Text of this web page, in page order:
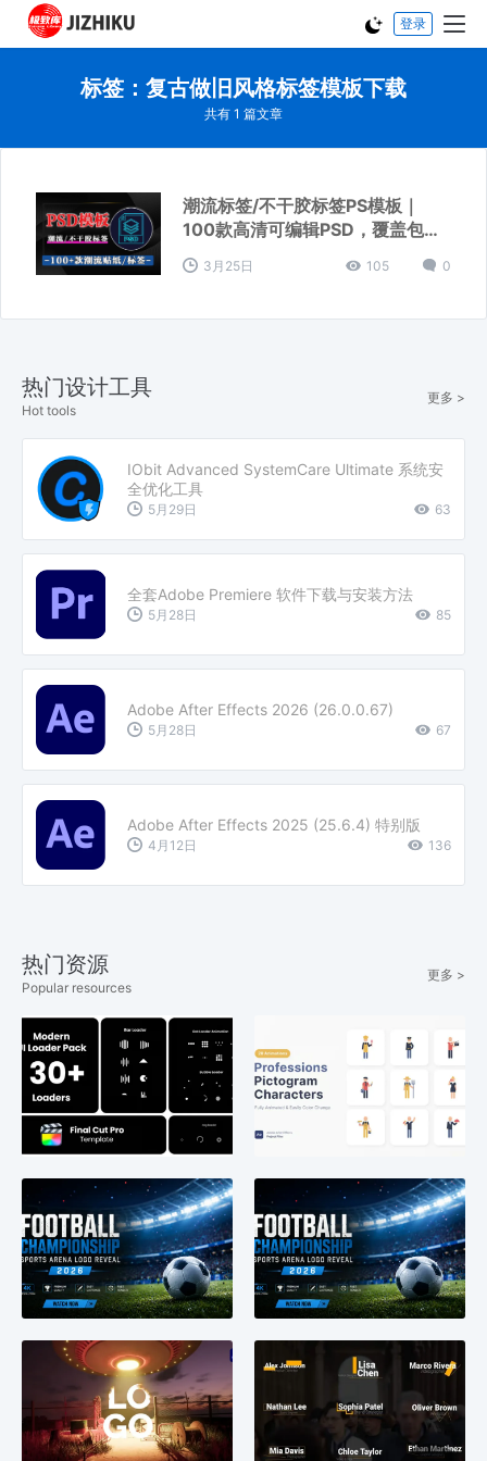
登录
标签：复古做旧风格标签模板下载
共有 1 篇文章
潮流标签/不干胶标签PS模板｜
100款高清可编辑PSD，覆盖包装/
营销全场景！
3月25日 105 0
热门设计工具
Hot tools
更多 >
IObit Advanced SystemCare Ultimate 系统安
全优化工具
5月29日 63
全套Adobe Premiere 软件下载与安装方法
5月28日 85
Adobe After Effects 2026 (26.0.0.67)
5月28日 67
Adobe After Effects 2025 (25.6.4) 特别版
4月12日 136
热门资源
Popular resources
更多 >